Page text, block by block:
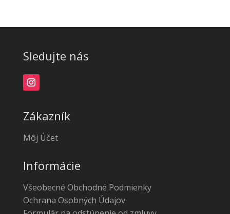
Sledujte nás
Zákazník
Môj Účet
Informácie
Všeobecné Obchodné Podmienky
Ochrana Osobných Údajov